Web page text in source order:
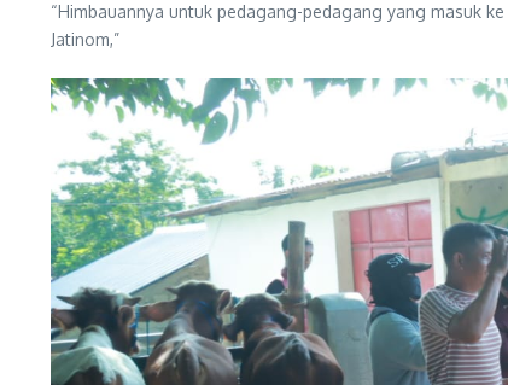
“Himbauannya untuk pedagang-pedagang yang masuk
Jatinom,”